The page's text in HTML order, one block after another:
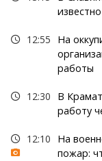
известно
12:55
На
работы
12:30
В
работу
12:10
На
пожар: